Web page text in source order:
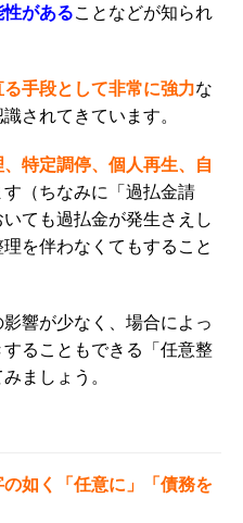
があることなどが知られ
手段として非常に強力な
されてきています。
特定調停、個人再生、自
（ちなみに「過払金請
ても過払金が発生さえし
を伴わなくてもすること
響が少なく、場合によっ
ることもできる「任意整
ましょう。
如く「任意に」「債務を